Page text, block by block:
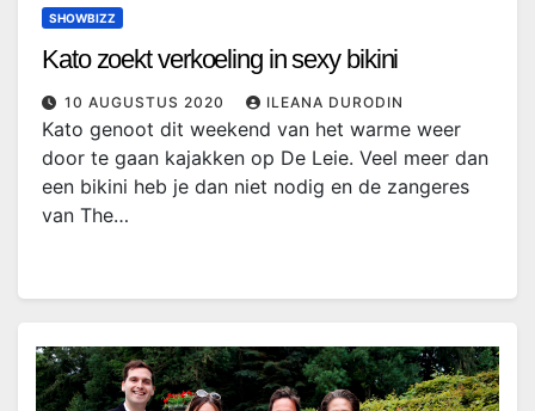
SHOWBIZZ
Kato zoekt verkoeling in sexy bikini
10 AUGUSTUS 2020 ILEANA DURODIN
Kato genoot dit weekend van het warme weer
door te gaan kajakken op De Leie. Veel meer dan
een bikini heb je dan niet nodig en de zangeres
van The…